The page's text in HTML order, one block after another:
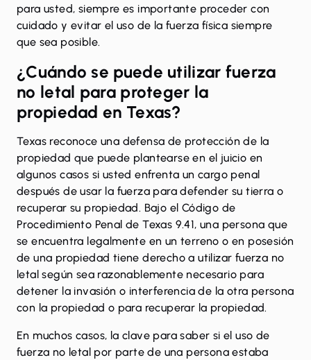
para usted, siempre es importante proceder con
cuidado y evitar el uso de la fuerza física siempre
que sea posible.
¿Cuándo se puede utilizar fuerza
no letal para proteger la
propiedad en Texas?
Texas reconoce una defensa de protección de la
propiedad que puede plantearse en el juicio en
algunos casos si usted enfrenta un cargo penal
después de usar la fuerza para defender su tierra o
recuperar su propiedad. Bajo el Código de
Procedimiento Penal de Texas 9.41, una persona que
se encuentra legalmente en un terreno o en posesión
de una propiedad tiene derecho a utilizar fuerza no
letal según sea razonablemente necesario para
detener la invasión o interferencia de la otra persona
con la propiedad o para recuperar la propiedad.
En muchos casos, la clave para saber si el uso de
fuerza no letal por parte de una persona estaba